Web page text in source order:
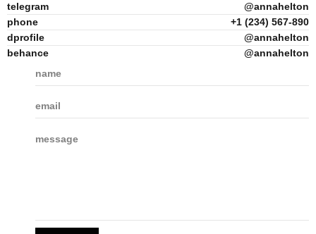
telegram
@annahelton
phone
+1 (234) 567-890
dprofile
@annahelton
behance
@annahelton